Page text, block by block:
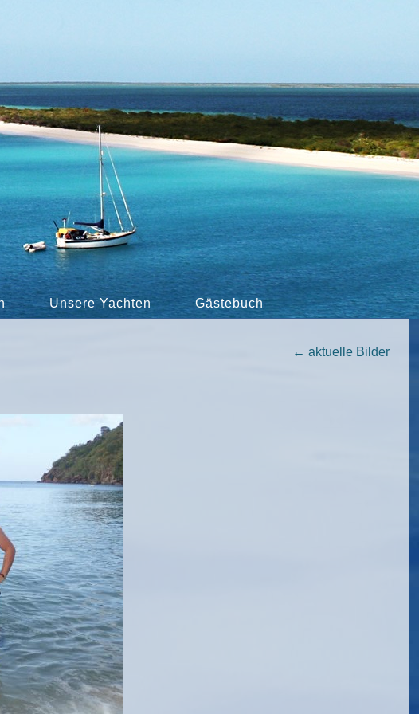
Unsere Yachten Gästebuch
← aktuelle Bilder